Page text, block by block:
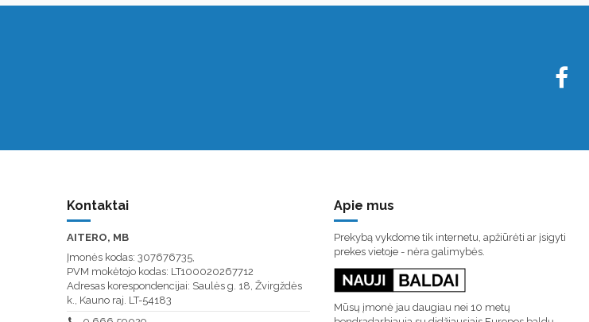
Kontaktai
AITERO, MB
Įmonės kodas: 307676735,
PVM mokėtojo kodas: LT100020267712
Adresas korespondencijai: Saulės g. 18, Žvirgždės
k., Kauno raj. LT-54183
Apie mus
Prekybą vykdome tik internetu, apžiūrėti ar įsigyti
prekes vietoje - nėra galimybės.
Mūsų įmonė jau daugiau nei 10 metų